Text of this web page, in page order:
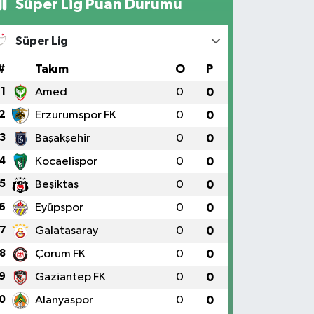
Süper Lig Puan Durumu
Süper Lig
Takım O P
1 Amed 0 0
Erzurumspor FK 0 0
3 Başakşehir 0 0
Kocaelispor 0 0
5 Beşiktaş 0 0
Eyüpspor 0 0
7 Galatasaray 0 0
8 Çorum FK 0 0
Gaziantep FK 0 0
Alanyaspor 0 0